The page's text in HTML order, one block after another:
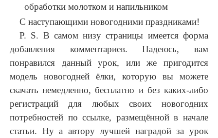
С наступающими новогодними праздниками!
P. S. В самом низу страницы имеется форма
добавления комментариев. Надеюсь, вам
понравился данный урок, или же пригодится
модель новогодней ёлки, которую вы можете
скачать немедленно, бесплатно и без каких-либо
регистраций для любых своих новогодних
потребностей по ссылке, размещённой в начале
статьи. Ну а автору лучшей наградой за урок